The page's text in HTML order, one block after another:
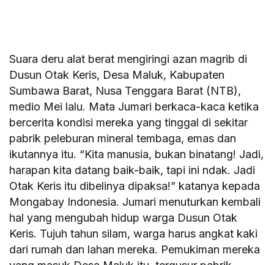
Suara deru alat berat mengiringi azan magrib di
Dusun Otak Keris, Desa Maluk, Kabupaten
Sumbawa Barat, Nusa Tenggara Barat (NTB),
medio Mei lalu. Mata Jumari berkaca-kaca ketika
bercerita kondisi mereka yang tinggal di sekitar
pabrik peleburan mineral tembaga, emas dan
ikutannya itu. “Kita manusia, bukan binatang! Jadi,
harapan kita datang baik-baik, tapi ini ndak. Jadi
Otak Keris itu dibelinya dipaksa!” katanya kepada
Mongabay Indonesia. Jumari menuturkan kembali
hal yang mengubah hidup warga Dusun Otak
Keris. Tujuh tahun silam, warga harus angkat kaki
dari rumah dan lahan mereka. Pemukiman mereka